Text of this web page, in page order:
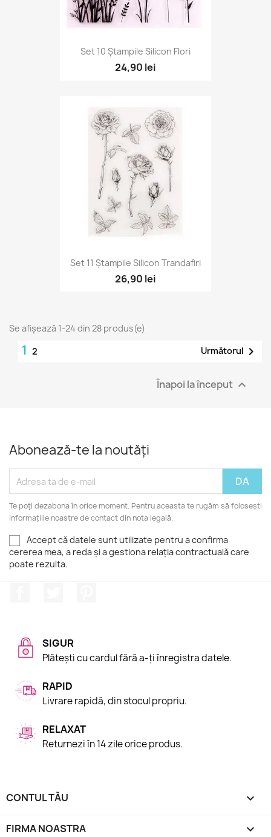
Set 10 Ștampile Silicon Flori
24,90 lei
Set 11 Ștampile Silicon Trandafiri
26,90 lei
Se afișează 1-24 din 28 produs(e)
1 2 Următorul 
Înapoi la început 
Abonează-te la noutăți
Te poți dezabona în orice moment. Pentru aceasta te rugăm să folosești
informațiile noastre de contact din nota legală.
Accept că datele sunt utilizate pentru a confirma
cererea mea, a reda și a gestiona relația contractuală care
poate rezulta.
SIGUR
Plătești cu cardul fără a-ți înregistra datele.
RAPID
Livrare rapidă, din stocul propriu.
RELAXAT
Returnezi în 14 zile orice produs.
CONTUL TĂU 
FIRMA NOASTRA 